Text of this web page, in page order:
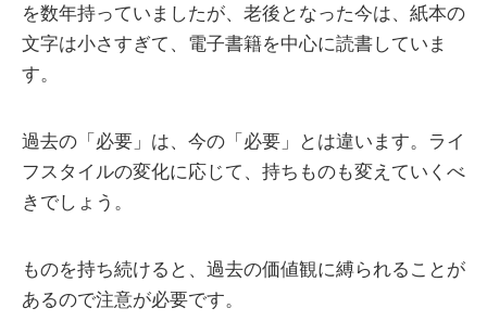
を数年持っていましたが、老後となった今は、紙本の
文字は小さすぎて、電子書籍を中心に読書していま
す。
過去の「必要」は、今の「必要」とは違います。ライ
フスタイルの変化に応じて、持ちものも変えていくべ
きでしょう。
ものを持ち続けると、過去の価値観に縛られることが
あるので注意が必要です。